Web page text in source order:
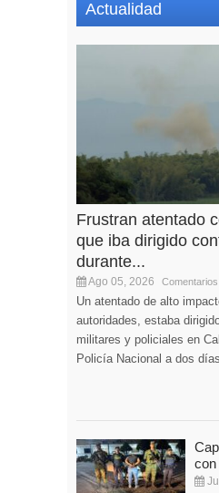
Actualidad
Frustran atentado
que iba dirigido
durante...
Ago 05, 2026
Un atentado de alto
autoridades, estaba
militares y policiales en
Policía Nacional a dos
con